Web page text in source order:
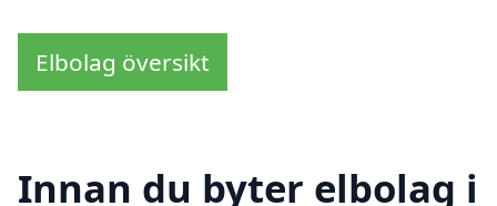
Elbolag översikt
Innan du byter elbolag i